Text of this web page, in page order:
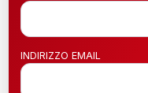
INDIRIZZO EMAIL